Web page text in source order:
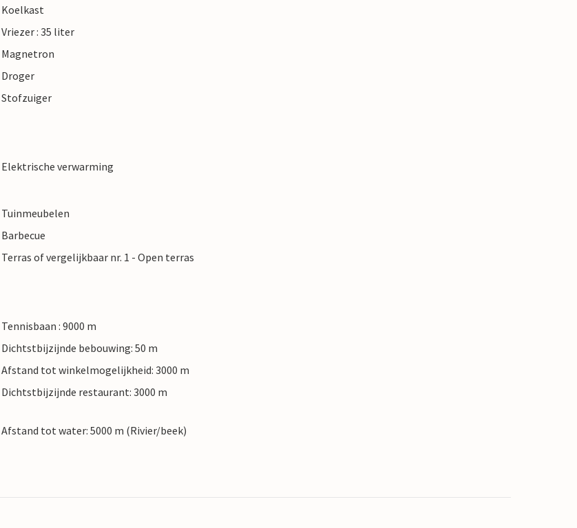
Koelkast
Vriezer : 35 liter
Magnetron
Droger
Stofzuiger
Elektrische verwarming
Tuinmeubelen
Barbecue
Terras of vergelijkbaar nr. 1 - Open terras
Tennisbaan : 9000 m
Dichtstbijzijnde bebouwing: 50 m
Afstand tot winkelmogelijkheid: 3000 m
Dichtstbijzijnde restaurant: 3000 m
Afstand tot water: 5000 m (Rivier/beek)